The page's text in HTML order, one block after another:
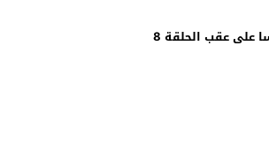
عقب الحلقة 8